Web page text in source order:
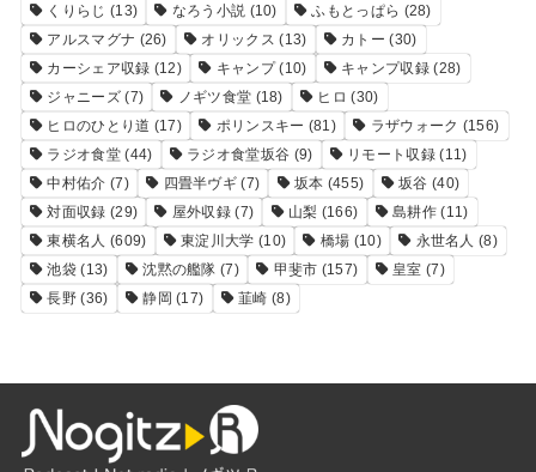
くりらじ (13) なろう小説 (10) ふもとっぱら (28)
アルスマグナ (26) オリックス (13) カトー (30)
カーシェア収録 (12) キャンプ(10) キャンプ収録(28)
ジャニーズ(7) ノギツ食堂 (18) ヒロ (30)
ヒロのひとり道 (17) ポリンスキー (81) ラザウォーク (156)
ラジオ食堂(44) ラジオ食堂坂谷 (9) リモート収録(11)
中村佑介 (7) 四畳半ヴギ (7) 坂本 (455) 坂谷 (40)
対面収録 (29) 屋外収録 (7) 山梨 (166) 島耕作(11)
東横名人 (609) 東淀川大学 (10) 橋場 (10) 永世名人 (8)
池袋 (13) 沈黙の艦隊 (7) 甲斐市 (157) 皇室 (7)
長野 (36) 静岡 (17) 韮崎 (8)